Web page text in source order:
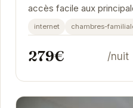
accès facile aux
Cet appartement
internet chambres-
279€ /nuit